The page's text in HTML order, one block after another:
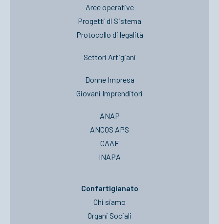
Aree operative
Progetti di Sistema
Protocollo di legalità
Settori Artigiani
Donne Impresa
Giovani Imprenditori
ANAP
ANCOS APS
CAAF
INAPA
Confartigianato
Chi siamo
Organi Sociali